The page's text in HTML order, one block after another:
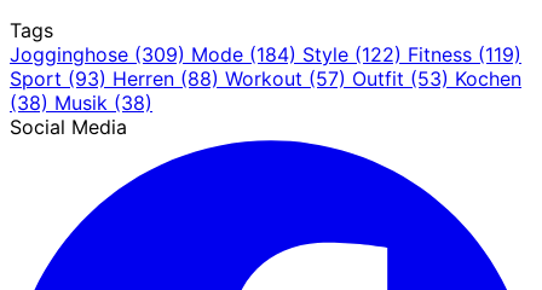
Tags
Jogginghose (309) Mode (184) Style (122) Fitness (119)
Sport (93) Herren (88) Workout (57) Outfit (53) Kochen
(38) Musik (38)
Social Media